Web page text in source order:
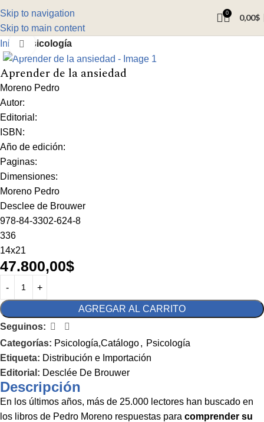
Skip to navigation
Skip to main content
0 0,00$
Inicio Psicología
Click to enlarge
Aprender de la ansiedad
Moreno Pedro
Autor:
Editorial:
ISBN:
Año de edición:
Paginas:
Dimensiones:
Moreno Pedro
Desclee de Brouwer
978-84-3302-624-8
336
14x21
47.800,00$
AGREGAR AL CARRITO
Seguinos:
Categorías: Psicología,Catálogo, Psicología
Etiqueta: Distribución e Importación
Editorial: Desclée De Brouwer
Descripción
En los últimos años, más de 25.000 lectores han buscado en
los libros de Pedro Moreno respuestas para comprender su